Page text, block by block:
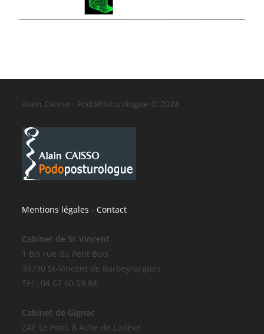
Alain Caisso - PodoPosturologue © 2024
Mentions légales -Contact
Cabinet de St-Vincent
1 Bis rue du Petit Bois
34730 St-Vincent de Barbeyrargues
Tél : 04 67 60 59 84
Cabinet de Gignac
ZAE Le Pont, 8 Ache de Lodève